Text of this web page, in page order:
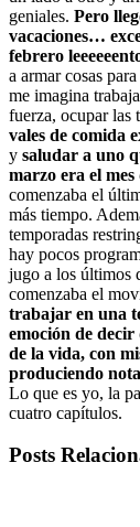
geniales. Pero
vacaciones…
febrero
a armar cosas
me imagina
fuerza, ocupar las
vales de comida
y saludar a uno
marzo era el mes
comenzaba el
más tiempo.
temporadas
hay pocos
jugo a los últimos
comenzaba el
trabajar en una
emoción de
de la vida, con
produciendo
Lo que es yo, la
cuatro capítulos.
Posts